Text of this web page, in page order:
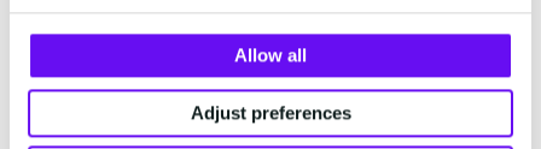
Allow all
Adjust preferences